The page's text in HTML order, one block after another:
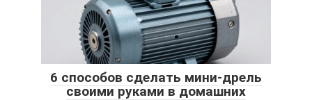
6 способов сделать мини-дрель
своими руками в домашних